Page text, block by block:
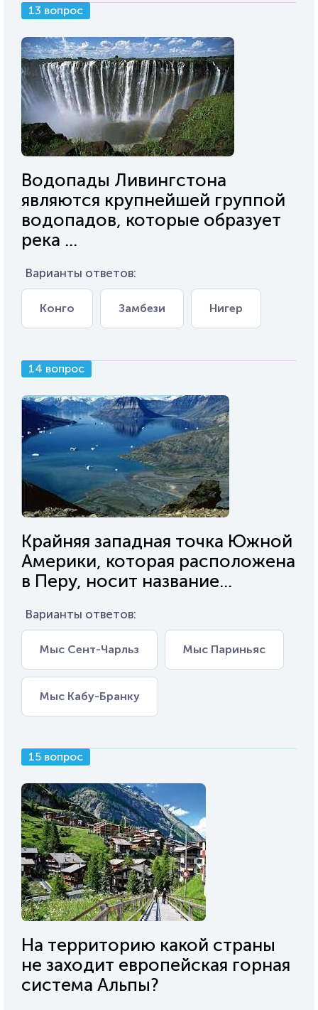
13 вопрос
Водопады Ливингстона
являются крупнейшей группой
водопадов, которые образует
река ...
Варианты ответов:
Конго Замбези Нигер
14 вопрос
Крайняя западная точка Южной
Америки, которая расположена
в Перу, носит название...
Варианты ответов:
Мыс Сент-Чарльз Мыс Париньяс
Мыс Кабу-Бранку
15 вопрос
На территорию какой страны
не заходит европейская горная
система Альпы?